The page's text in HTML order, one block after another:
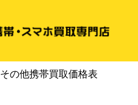
の他携帯買取価格表